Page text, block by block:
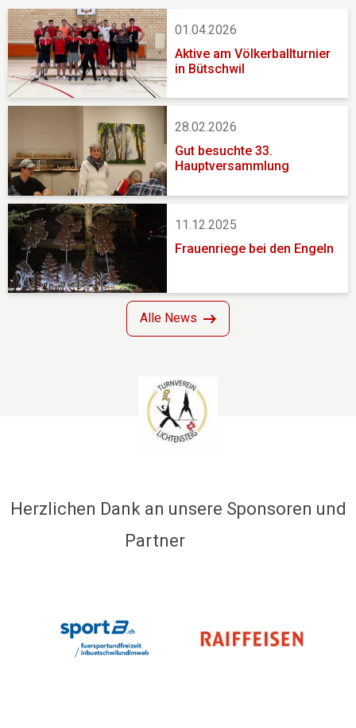
01.04.2026
Aktive am Völkerballturnier
in Bütschwil
28.02.2026
Gut besuchte 33.
Hauptversammlung
11.12.2025
Frauenriege bei den Engeln
Alle News
Herzlichen Dank an unsere Sponsoren und
Partner